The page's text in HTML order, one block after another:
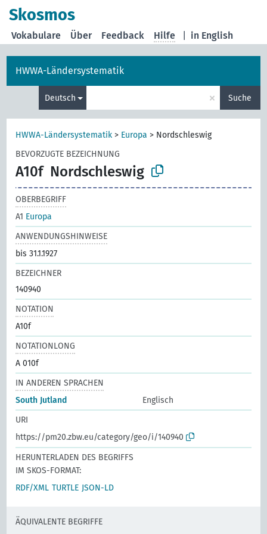
Skosmos
in English
Vokabulare Über Feedback Hilfe
HWWA-Ländersystematik
Deutsch × Suche
HWWA-Ländersystematik > Europa > Nordschleswig
BEVORZUGTE BEZEICHNUNG
A10f Nordschleswig
OBERBEGRIFF
A1 Europa
ANWENDUNGSHINWEISE
bis 31.1.1927
BEZEICHNER
140940
NOTATION
A10f
NOTATIONLONG
A 010f
IN ANDEREN SPRACHEN
South Jutland
Englisch
URI
https://pm20.zbw.eu/category/geo/i/140940
HERUNTERLADEN DES BEGRIFFS
IM SKOS-FORMAT:
RDF/XML TURTLE JSON-LD
ÄQUIVALENTE BEGRIFFE